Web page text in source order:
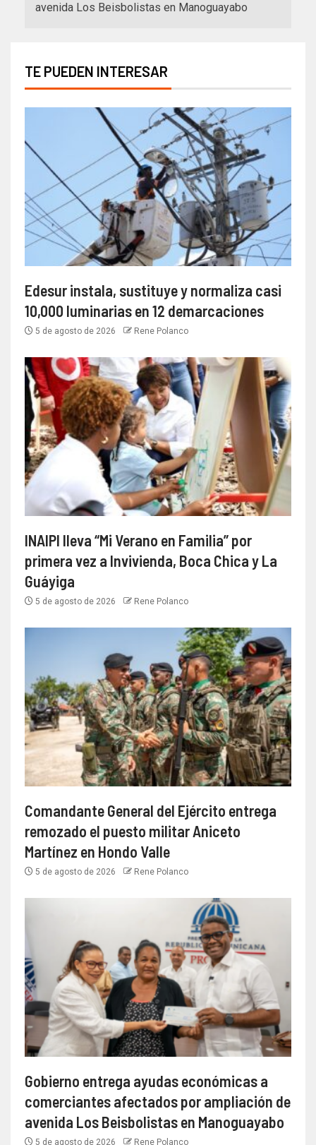
avenida Los Beisbolistas en Manoguayabo
TE PUEDEN INTERESAR
Edesur instala, sustituye y normaliza casi
10,000 luminarias en 12 demarcaciones
5 de agosto de 2026 Rene Polanco
INAIPI lleva “Mi Verano en Familia” por
primera vez a Invivienda, Boca Chica y La
Guáyiga
5 de agosto de 2026 Rene Polanco
Comandante General del Ejército entrega
remozado el puesto militar Aniceto
Martínez en Hondo Valle
5 de agosto de 2026 Rene Polanco
Gobierno entrega ayudas económicas a
comerciantes afectados por ampliación de
avenida Los Beisbolistas en Manoguayabo
5 de agosto de 2026 Rene Polanco